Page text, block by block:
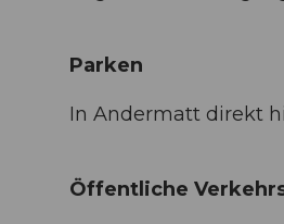
Parken
In Andermatt direkt
Öffentliche